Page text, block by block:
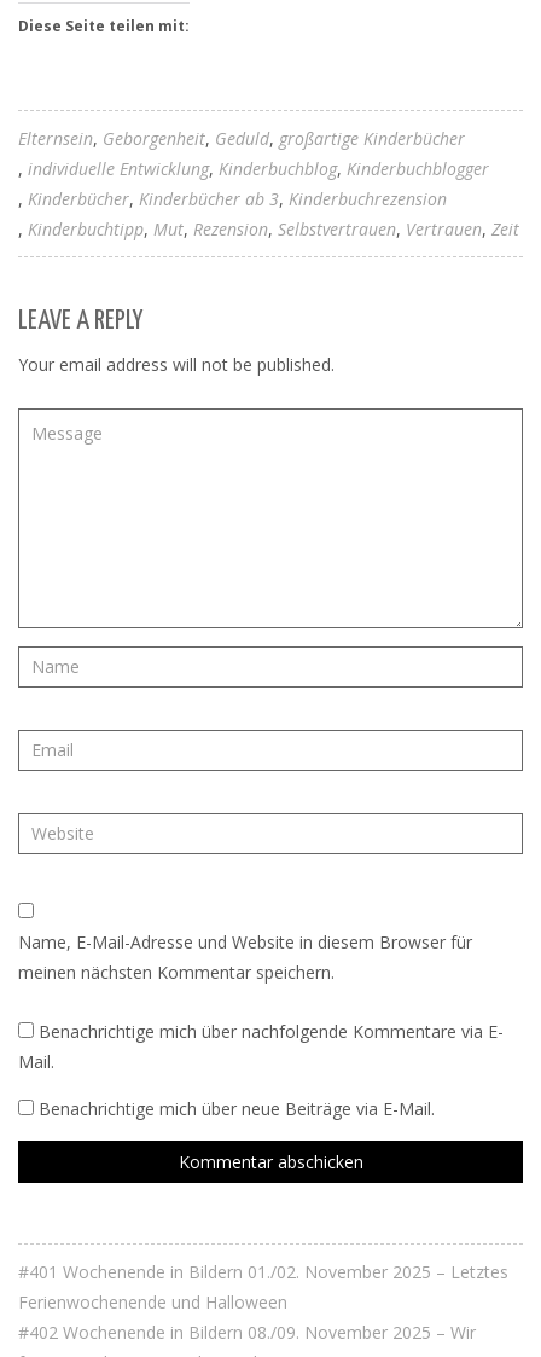
Diese Seite teilen mit:
Elternsein Geborgenheit Geduld großartige Kinderbücher
individuelle Entwicklung Kinderbuchblog Kinderbuchblogger
Kinderbücher Kinderbücher ab 3 Kinderbuchrezension
Kinderbuchtipp Mut Rezension Selbstvertrauen Vertrauen Zeit
LEAVE A REPLY
Your email address will not be published.
Name, E-Mail-Adresse und Website in diesem Browser für
meinen nächsten Kommentar speichern.
Benachrichtige mich über nachfolgende Kommentare via E-
Mail.
Benachrichtige mich über neue Beiträge via E-Mail.
#401 Wochenende in Bildern 01./02. November 2025 – Letztes
Ferienwochenende und Halloween
#402 Wochenende in Bildern 08./09. November 2025 – Wir